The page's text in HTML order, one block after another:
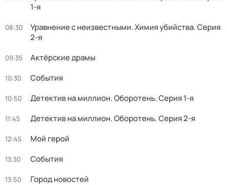
1-я
08:30 Уравнение с неизвестными. Химия убийства. Серия
2-я
09:35 Актёрские драмы
10:30 События
10:50 Детектив на миллион. Оборотень. Серия 1-я
11:45 Детектив на миллион. Оборотень. Серия 2-я
12:45 Мой герой
13:30 События
13:50 Город новостей